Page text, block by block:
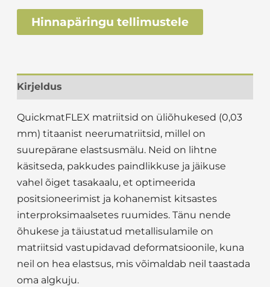
Hinnapäringu tellimustele
Kirjeldus
QuickmatFLEX matriitsid on üliõhukesed (0,03
mm) titaanist neerumatriitsid, millel on
suurepärane elastsusmälu. Neid on lihtne
käsitseda, pakkudes paindlikkuse ja jäikuse
vahel õiget tasakaalu, et optimeerida
positsioneerimist ja kohanemist kitsastes
interproksimaalsetes ruumides. Tänu nende
õhukese ja täiustatud metallisulamile on
matriitsid vastupidavad deformatsioonile, kuna
neil on hea elastsus, mis võimaldab neil taastada
oma algkuju.